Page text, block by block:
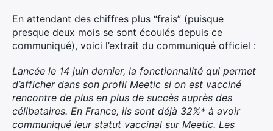
En attendant des chiffres plus “frais” (puisque
presque deux mois se sont écoulés depuis ce
communiqué), voici l’extrait du communiqué officiel :
Lancée le 14 juin dernier, la fonctionnalité qui permet
d’afficher dans son profil Meetic si on est vacciné
rencontre de plus en plus de succès auprès des
célibataires. En France, ils sont déjà 32%* à avoir
communiqué leur statut vaccinal sur Meetic. Les